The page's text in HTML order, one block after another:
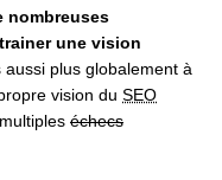
nombreuses
une vision
aussi plus globalement à
vision du SEO
échecs